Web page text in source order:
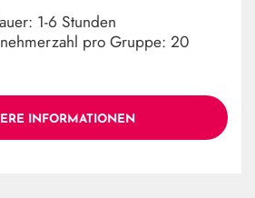
1-6 Stunden
pro Gruppe: 20
INFORMATIONEN